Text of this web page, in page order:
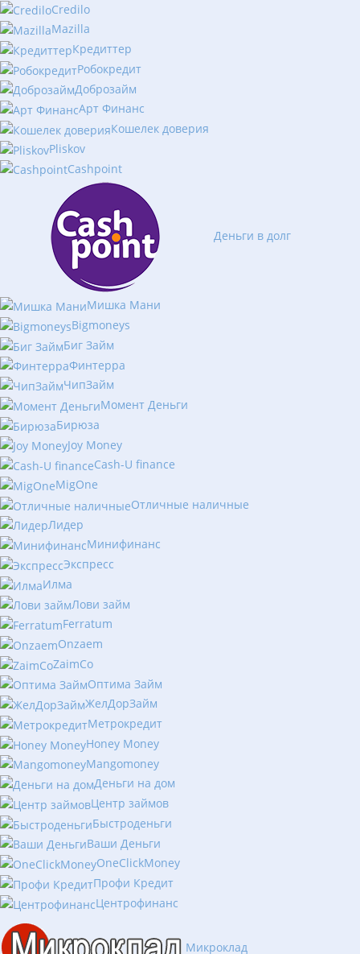
Credilo
Mazilla
Кредиттер
Робокредит
Доброзайм
Арт Финанс
Кошелек доверия
Pliskov
Cashpoint
Деньги в долг
Мишка Мани
Bigmoneys
Биг Займ
Финтерра
ЧипЗайм
Момент Деньги
Бирюза
Joy Money
Cash-U finance
MigOne
Отличные наличные
Лидер
Минифинанс
Экспресс
Илма
Лови займ
Ferratum
Onzaem
ZaimCo
Оптима Займ
ЖелДорЗайм
Метрокредит
Honey Money
Mangomoney
Деньги на дом
Центр займов
Быстроденьги
Ваши Деньги
OneClickMoney
Профи Кредит
Центрофинанс
Микроклад